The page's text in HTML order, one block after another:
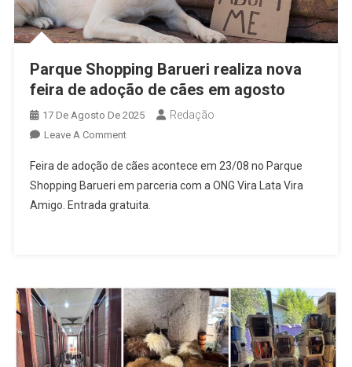
Parque Shopping Barueri realiza nova
feira de adoção de cães em agosto
17 De Agosto De 2025 Redação
Leave A CommentOn
Shopping
Barueri
Realiza
De
Cães
Em
Agosto
Feira de adoção de cães acontece em 23/08 no Parque
Shopping Barueri em parceria com a ONG Vira Lata Vira
Amigo. Entrada gratuita.